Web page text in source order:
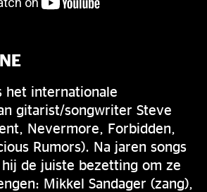
het internationale
gitarist/songwriter Steve
Nevermore, Forbidden,
Rumors). Na jaren songs
de juiste bezetting om ze
Mikkel Sandager (zang),